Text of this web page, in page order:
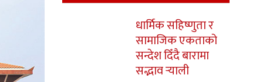
धार्मिक सहिष्णुता र
सामाजिक एकताको
सन्देश दिँदै बारामा
सद्भाव र्‍याली